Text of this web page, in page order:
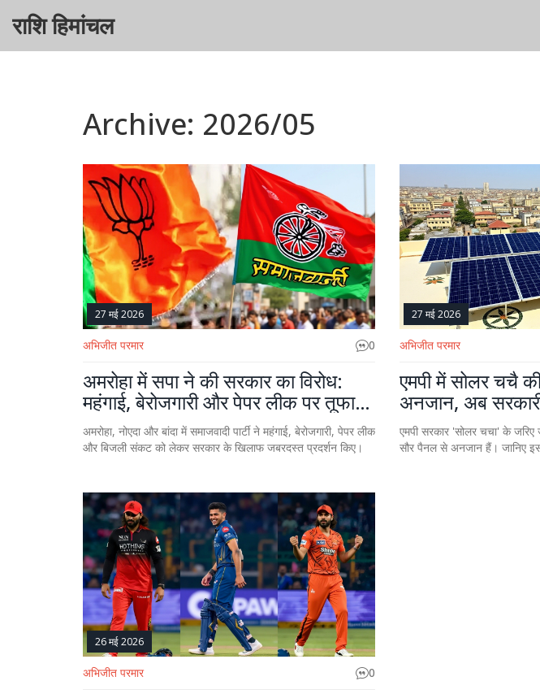
राशि हिमांचल
Archive: 2026/05
27 मई 2026
अभिजीत परमार 0
अमरोहा में सपा ने की सरकार का विरोध:
महंगाई, बेरोजगारी और पेपर लीक पर तूफानी
प्रदर्शन
अमरोहा, नोएदा और बांदा में समाजवादी पार्टी ने महंगाई, बेरोजगारी, पेपर लीक
और बिजली संकट को लेकर सरकार के खिलाफ जबरदस्त प्रदर्शन किए।
27 मई 2026
अभिजीत परमार
एमपी में सोलर चचै
अनजान, अब
एमपी सरकार 'सोलर चचा' के
सौर पैनल से अनजान हैं। जानिए
26 मई 2026
अभिजीत परमार 0